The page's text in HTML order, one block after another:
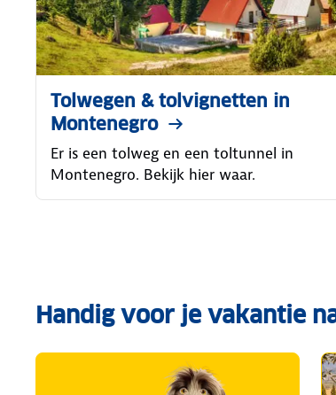
Tolwegen & tolvignetten in
Montenegro
Er is een tolweg en een toltunnel in
Montenegro. Bekijk hier waar.
Handig voor je vakantie